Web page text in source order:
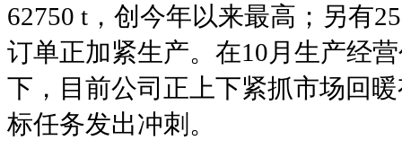
62750 t ，创今年以来最高；另有
订单正加紧生产。在10月生产经
下，目前公司正上下紧抓市场回
标任务发出冲刺。